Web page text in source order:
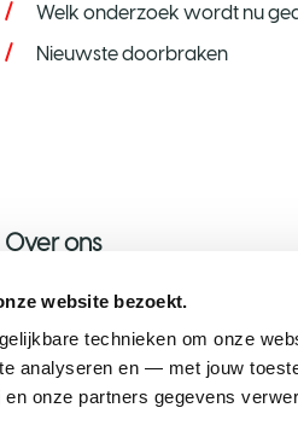
website bezoekt.
technieken om onze
analyseren en — met jouw
onze partners gegevens
Welk onderzoek wordt nu
Nieuwste doorbraken
Over ons
Over KWF
Nieuws
Onze ambassadeurs